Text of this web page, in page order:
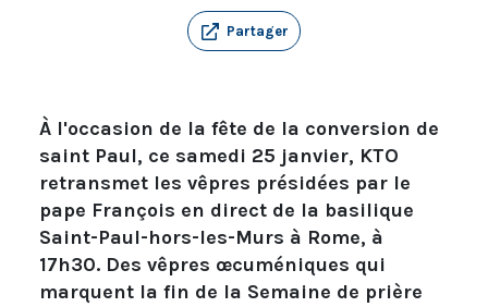
Partager
À l'occasion de la fête de la conversion de
saint Paul, ce samedi 25 janvier, KTO
retransmet les vêpres présidées par le
pape François en direct de la basilique
Saint-Paul-hors-les-Murs à Rome, à
17h30. Des vêpres œcuméniques qui
marquent la fin de la Semaine de prière